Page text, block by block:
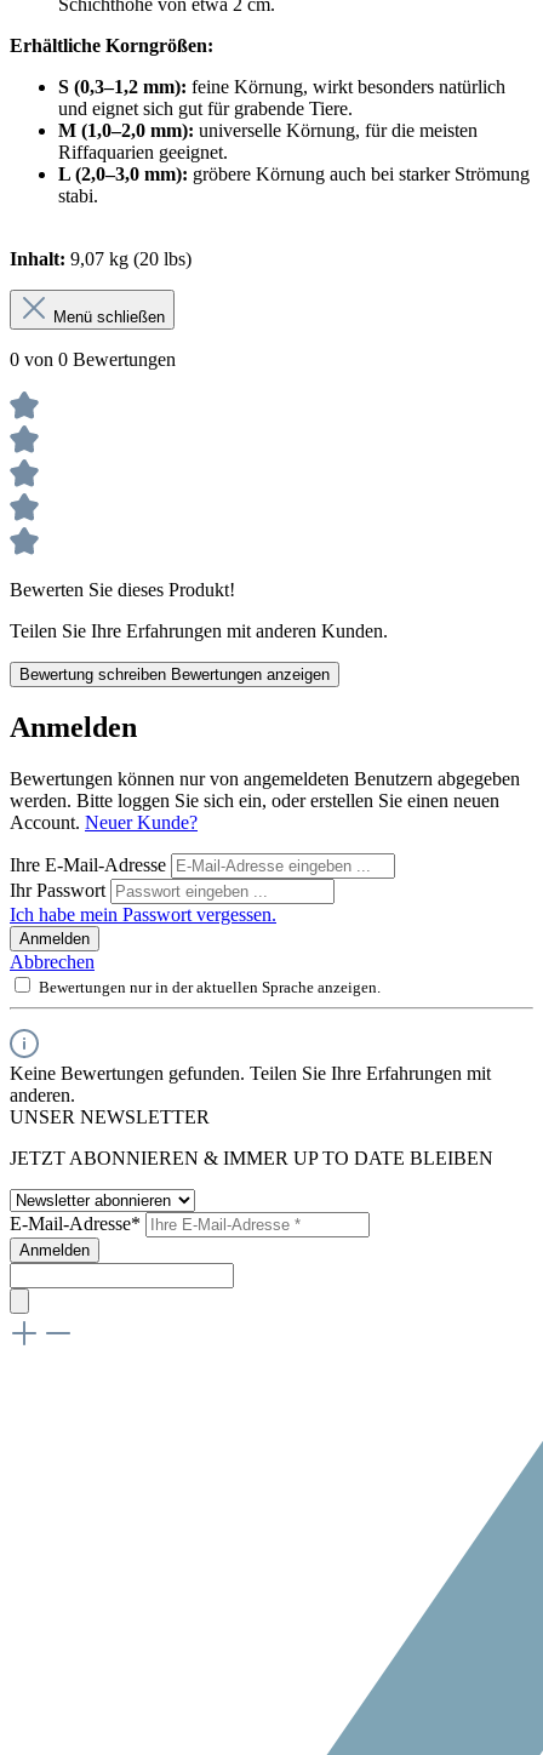
Erhältliche Korngrößen:
S (0,3–1,2 mm): feine Körnung, wirkt besonders natürlich
und eignet sich gut für grabende Tiere.
M (1,0–2,0 mm): universelle Körnung, für die meisten
Riffaquarien geeignet.
L (2,0–3,0 mm): gröbere Körnung auch bei starker Strömung
stabi.
Inhalt: 9,07 kg (20 lbs)
Menü schließen
0 von 0 Bewertungen
Bewerten Sie dieses Produkt!
Teilen Sie Ihre Erfahrungen mit anderen Kunden.
Bewertung schreiben Bewertungen anzeigen
Anmelden
Bewertungen können nur von angemeldeten Benutzern abgegeben
werden. Bitte loggen Sie sich ein, oder erstellen Sie einen neuen
Account. Neuer Kunde?
Ihre E-Mail-Adresse
Ihr Passwort
Ich habe mein Passwort vergessen.
Anmelden
Abbrechen
Bewertungen nur in der aktuellen Sprache anzeigen.
Keine Bewertungen gefunden. Teilen Sie Ihre Erfahrungen mit
anderen.
UNSER NEWSLETTER
JETZT ABONNIEREN & IMMER UP TO DATE BLEIBEN
E-Mail-Adresse*
Anmelden